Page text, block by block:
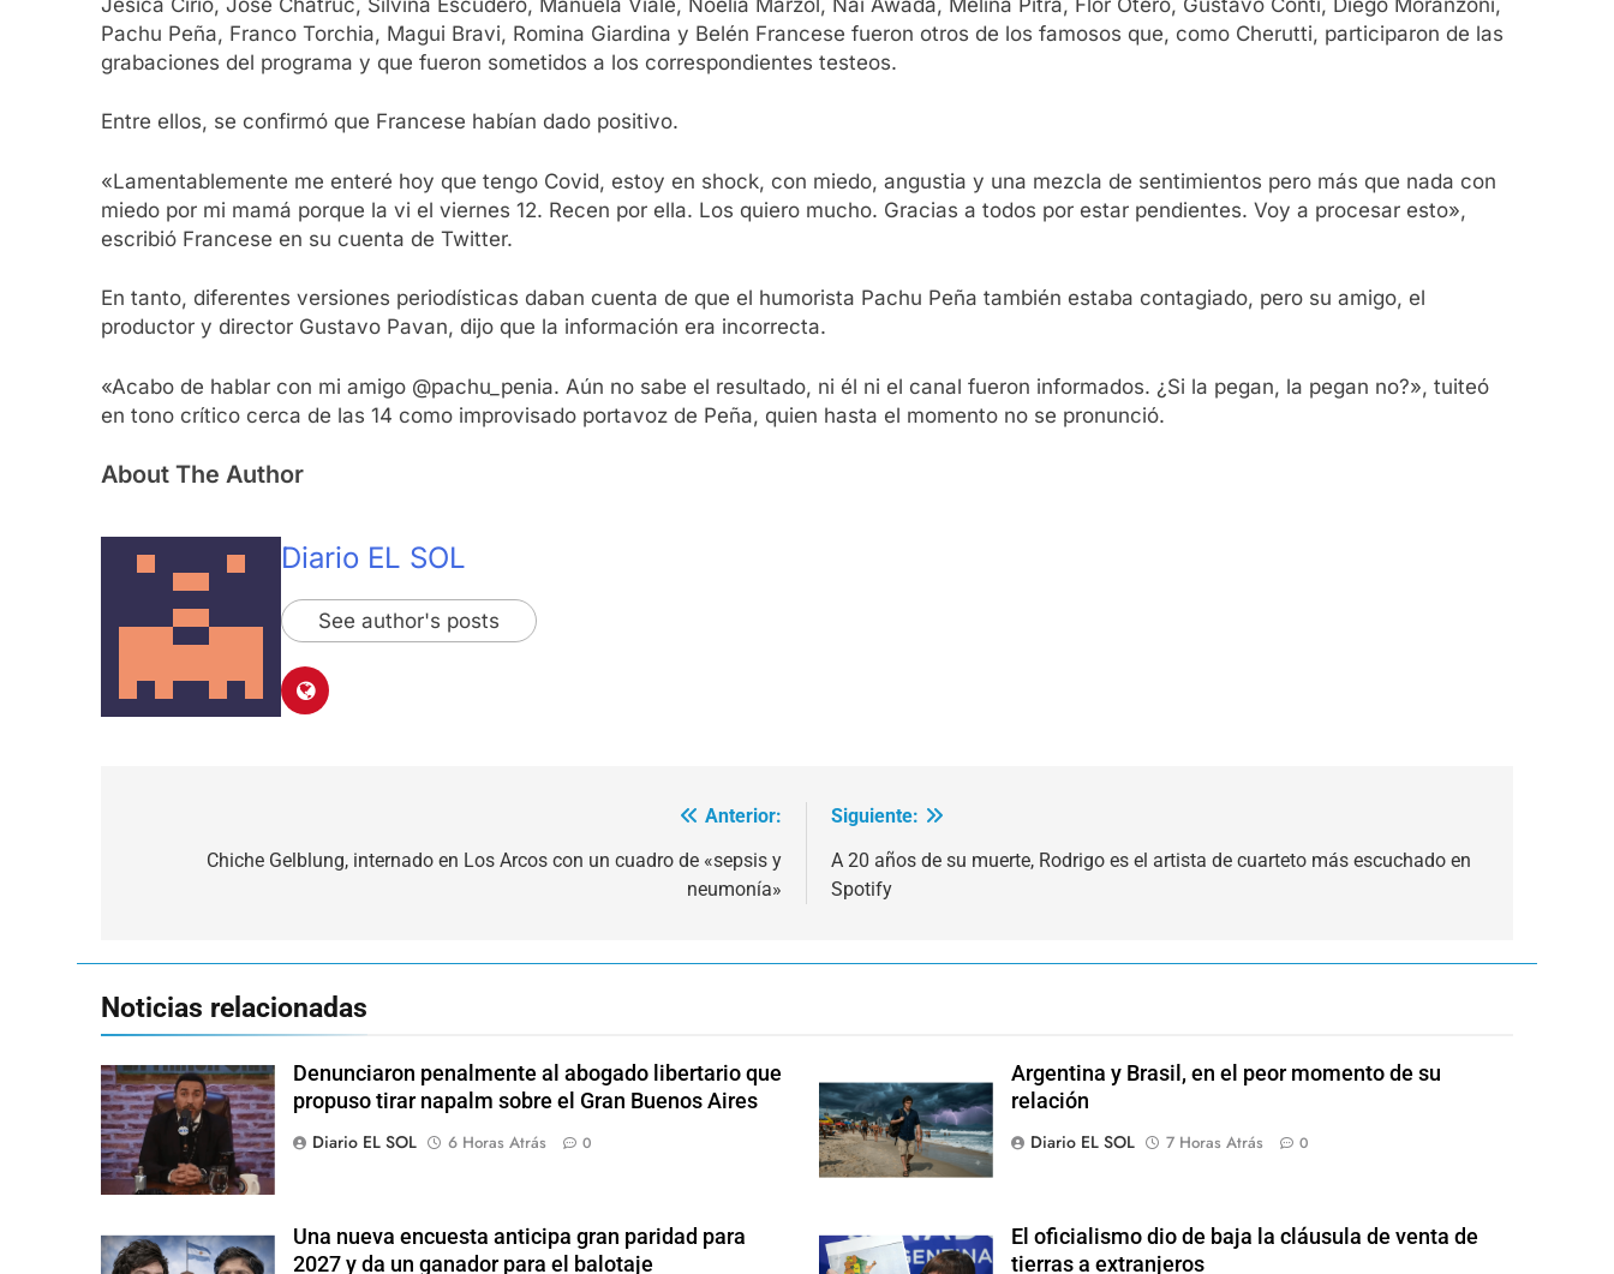
Pachu Peña, Franco Torchia, Magui Bravi, Romina Giardina y Belén Francese fueron otros de los famosos que, como Cherutti, participaron de las
grabaciones del programa y que fueron sometidos a los correspondientes testeos.
Entre ellos, se confirmó que Francese habían dado positivo.
«Lamentablemente me enteré hoy que tengo Covid, estoy en shock, con miedo, angustia y una mezcla de sentimientos pero más que nada con
miedo por mi mamá porque la vi el viernes 12. Recen por ella. Los quiero mucho. Gracias a todos por estar pendientes. Voy a procesar esto»,
escribió Francese en su cuenta de Twitter.
En tanto, diferentes versiones periodísticas daban cuenta de que el humorista Pachu Peña también estaba contagiado, pero su amigo, el
productor y director Gustavo Pavan, dijo que la información era incorrecta.
«Acabo de hablar con mi amigo @pachu_penia. Aún no sabe el resultado, ni él ni el canal fueron informados. ¿Si la pegan, la pegan no?», tuiteó
en tono crítico cerca de las 14 como improvisado portavoz de Peña, quien hasta el momento no se pronunció.
About The Author
Diario EL SOL
See author's posts
Anterior:
Chiche Gelblung, internado en Los Arcos con un cuadro de «sepsis y
neumonía»
Siguiente:
A 20 años de su muerte, Rodrigo es el artista de cuarteto más escuchado en
Spotify
Noticias relacionadas
Denunciaron penalmente al abogado libertario que
propuso tirar napalm sobre el Gran Buenos Aires
Diario EL SOL
6 Horas Atrás 0
Argentina y Brasil, en el peor momento de su
relación
Diario EL SOL
7 Horas Atrás 0
Una nueva encuesta anticipa gran paridad para
2027 y da un ganador para el balotaje
El oficialismo dio de baja la cláusula de venta de
tierras a extranjeros